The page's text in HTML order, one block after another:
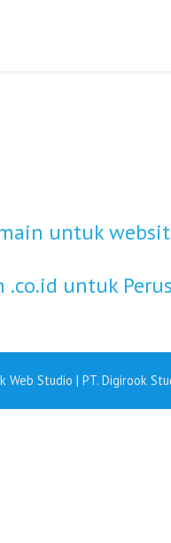
untuk
untuk
Web Studio | PT. Digirook